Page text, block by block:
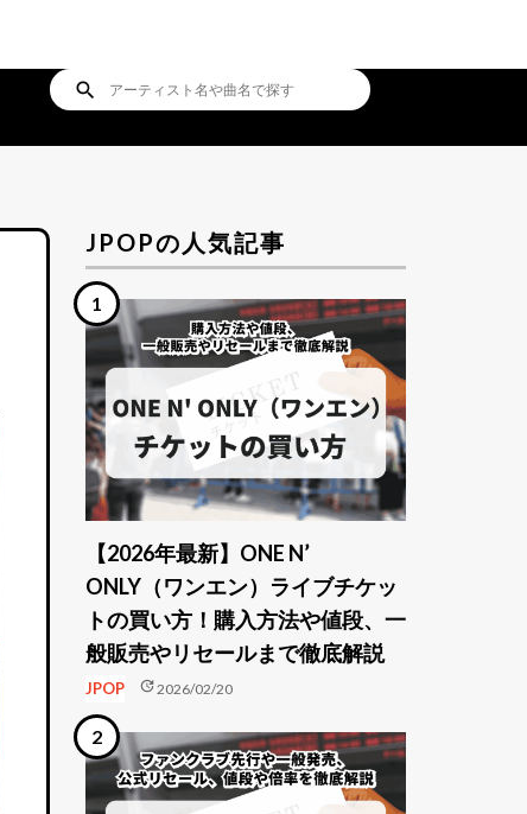
search
JPOPの人気記事
【2026年最新】ONE N’
ONLY（ワンエン）ライブチケッ
トの買い方！購入方法や値段、一
般販売やリセールまで徹底解説
JPOP update2026/02/20